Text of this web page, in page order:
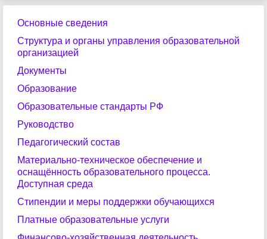
Основные сведения
Структура и органы управления образовательной
организацией
Документы
Образование
Образовательные стандарты РФ
Руководство
Педагогический состав
Материально-техническое обеспечение и
оснащённость образовательного процесса.
Доступная среда
Стипендии и меры поддержки обучающихся
Платные образовательные услуги